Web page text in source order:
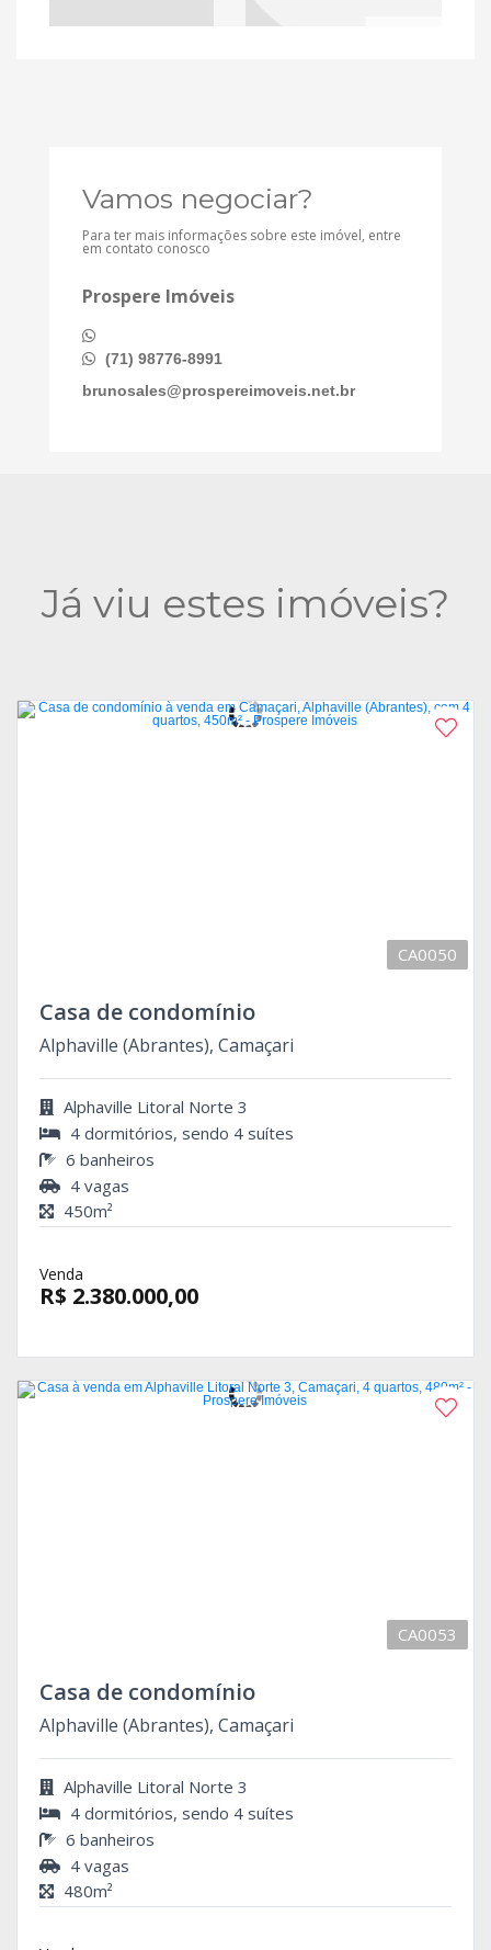
Vamos negociar?
Para ter mais informações sobre este imóvel, entre
em contato conosco
Prospere Imóveis
(71) 98776-8991
brunosales@prospereimoveis.net.br
Já viu estes imóveis?
CA0050
Casa de condomínio
Alphaville (Abrantes), Camaçari
Alphaville Litoral Norte 3
4 dormitórios, sendo 4 suítes
6 banheiros
4 vagas
450m²
Venda
R$ 2.380.000,00
CA0053
Casa de condomínio
Alphaville (Abrantes), Camaçari
Alphaville Litoral Norte 3
4 dormitórios, sendo 4 suítes
6 banheiros
4 vagas
480m²